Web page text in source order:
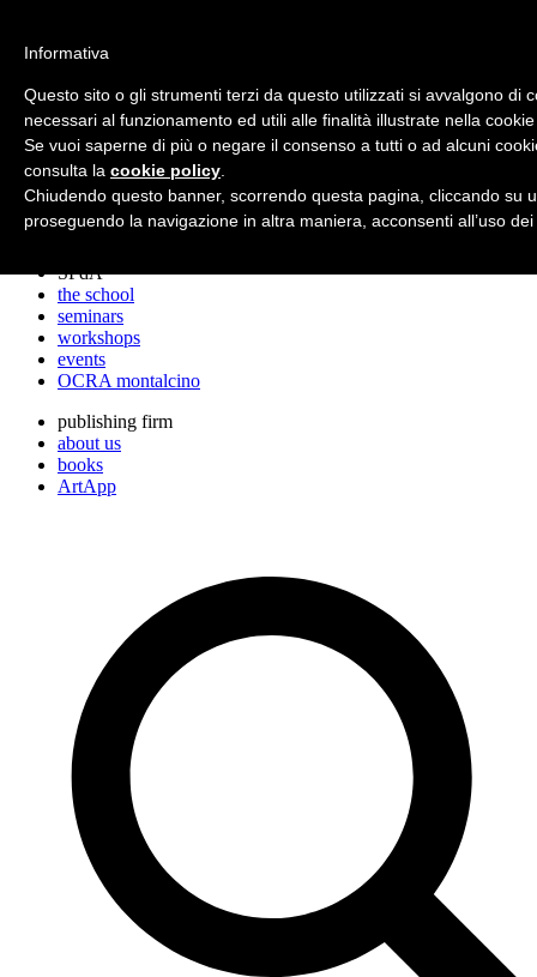
archos
the studio
projects
lectures
press cuttings
SPdA
the school
seminars
workshops
events
OCRA montalcino
publishing firm
about us
books
ArtApp
Informativa
Questo sito o gli strumenti terzi da questo utilizzati si avvalgono di
necessari al funzionamento ed utili alle finalità illustrate nella
Se vuoi saperne di più o negare il consenso a tutti o ad alcuni
consulta la cookie policy
Chiudendo questo banner, scorrendo questa pagina, cliccando su
proseguendo la navigazione in altra maniera, acconsenti all’uso